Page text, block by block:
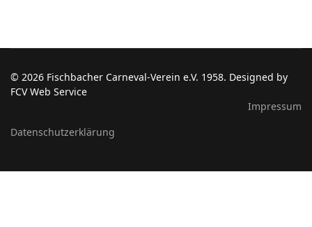
© 2026 Fischbacher Carneval-Verein e.V. 1958. Designed by
FCV Web Service
Impressum
Datenschutzerklärung